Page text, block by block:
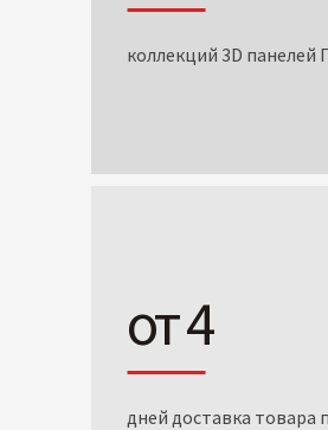
коллекций 3D панелей
от 4
дней доставка товара